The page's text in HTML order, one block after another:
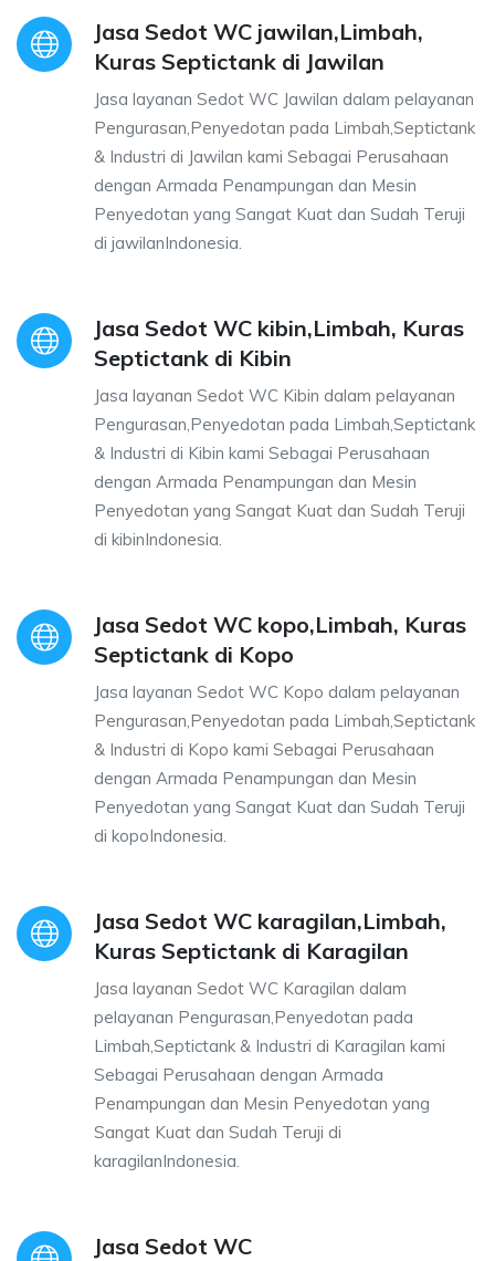
Jasa Sedot WC jawilan,Limbah,
Kuras Septictank di Jawilan
Jasa layanan Sedot WC Jawilan dalam pelayanan
Pengurasan,Penyedotan pada Limbah,Septictank
& Industri di Jawilan kami Sebagai Perusahaan
dengan Armada Penampungan dan Mesin
Penyedotan yang Sangat Kuat dan Sudah Teruji
di jawilanIndonesia.
Jasa Sedot WC kibin,Limbah, Kuras
Septictank di Kibin
Jasa layanan Sedot WC Kibin dalam pelayanan
Pengurasan,Penyedotan pada Limbah,Septictank
& Industri di Kibin kami Sebagai Perusahaan
dengan Armada Penampungan dan Mesin
Penyedotan yang Sangat Kuat dan Sudah Teruji
di kibinIndonesia.
Jasa Sedot WC kopo,Limbah, Kuras
Septictank di Kopo
Jasa layanan Sedot WC Kopo dalam pelayanan
Pengurasan,Penyedotan pada Limbah,Septictank
& Industri di Kopo kami Sebagai Perusahaan
dengan Armada Penampungan dan Mesin
Penyedotan yang Sangat Kuat dan Sudah Teruji
di kopoIndonesia.
Jasa Sedot WC karagilan,Limbah,
Kuras Septictank di Karagilan
Jasa layanan Sedot WC Karagilan dalam
pelayanan Pengurasan,Penyedotan pada
Limbah,Septictank & Industri di Karagilan kami
Sebagai Perusahaan dengan Armada
Penampungan dan Mesin Penyedotan yang
Sangat Kuat dan Sudah Teruji di
karagilanIndonesia.
Jasa Sedot WC